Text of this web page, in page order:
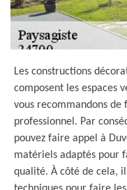
Les constructions
composent les espaces
vous recommandons de
professionnel. Par
pouvez faire appel à
matériels adaptés pour
qualité. À côté de cela,